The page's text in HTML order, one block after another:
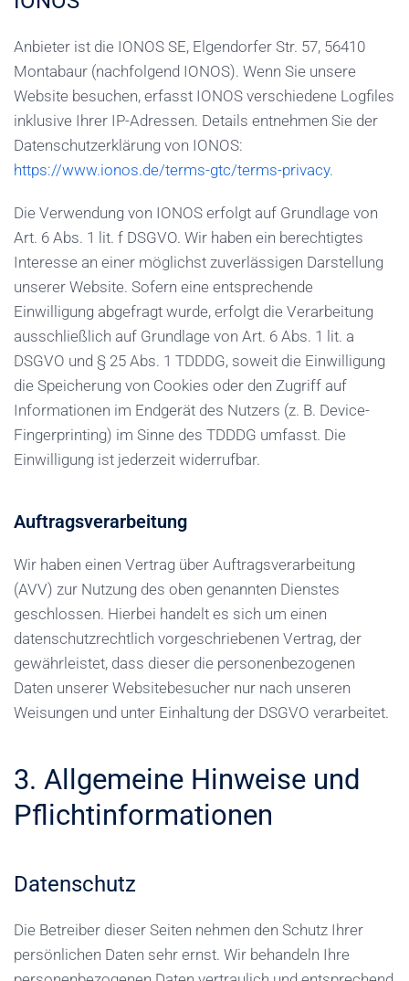
Anbieter ist die IONOS SE, Elgendorfer Str. 57, 56410
Montabaur (nachfolgend IONOS). Wenn Sie unsere
Website besuchen, erfasst IONOS verschiedene Logfiles
inklusive Ihrer IP-Adressen. Details entnehmen Sie der
Datenschutzerklärung von IONOS:
https://www.ionos.de/terms-gtc/terms-privacy.
Die Verwendung von IONOS erfolgt auf Grundlage von
Art. 6 Abs. 1 lit. f DSGVO. Wir haben ein berechtigtes
Interesse an einer möglichst zuverlässigen Darstellung
unserer Website. Sofern eine entsprechende
Einwilligung abgefragt wurde, erfolgt die Verarbeitung
ausschließlich auf Grundlage von Art. 6 Abs. 1 lit. a
DSGVO und § 25 Abs. 1 TDDDG, soweit die Einwilligung
die Speicherung von Cookies oder den Zugriff auf
Informationen im Endgerät des Nutzers (z. B. Device-
Fingerprinting) im Sinne des TDDDG umfasst. Die
Einwilligung ist jederzeit widerrufbar.
Auftragsverarbeitung
Wir haben einen Vertrag über Auftragsverarbeitung
(AVV) zur Nutzung des oben genannten Dienstes
geschlossen. Hierbei handelt es sich um einen
datenschutzrechtlich vorgeschriebenen Vertrag, der
gewährleistet, dass dieser die personenbezogenen
Daten unserer Websitebesucher nur nach unseren
Weisungen und unter Einhaltung der DSGVO verarbeitet.
3. Allgemeine Hinweise und
Pflicht­informationen
Datenschutz
Die Betreiber dieser Seiten nehmen den Schutz Ihrer
persönlichen Daten sehr ernst. Wir behandeln Ihre